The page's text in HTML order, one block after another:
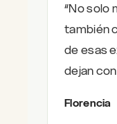
“No solo
también
de esas
dejan
Florencia